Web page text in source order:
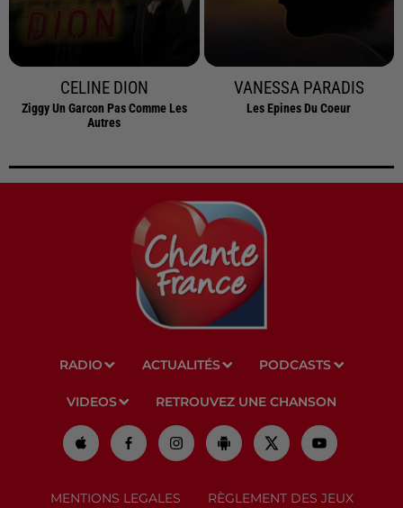
CELINE DION
Ziggy Un Garcon Pas Comme Les
Autres
VANESSA PARADIS
Les Epines Du Coeur
RADIO ACTUALITÉS PODCASTS
VIDEOS RETROUVEZ UNE CHANSON
MENTIONS LEGALES RÈGLEMENT DES JEUX